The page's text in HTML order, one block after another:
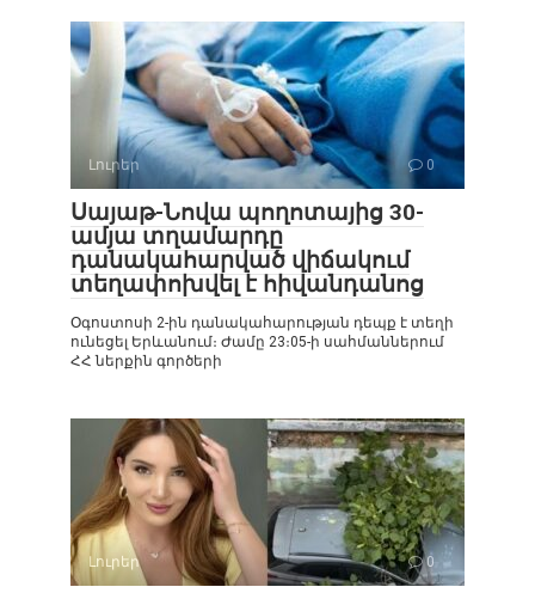
Լուրեր 0
Սայաթ-Նովա պողոտայից 30-
ամյա տղամարդը
դանակահարված վիճակում
տեղափոխվել է հիվանդանոց
Օգոստոսի 2-ին դանակահարության դեպք է տեղի
ունեցել Երևանում։ Ժամը 23։05-ի սահմաններում
ՀՀ ներքին գործերի
Լուրեր 0